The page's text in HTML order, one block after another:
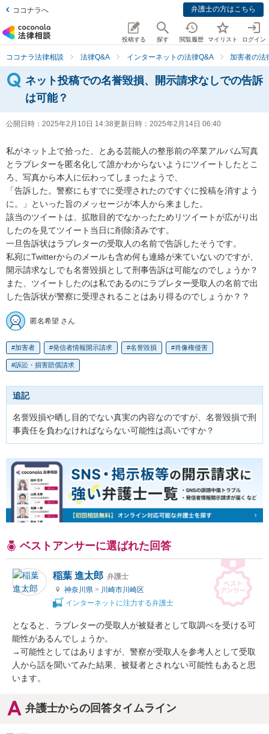
ココナラへ 弁護士の方はこちら
投稿する 探す 閲覧履歴 マイリスト ログイン
ココナラ法律相談 法律Q&A インターネットの法律Q&A 加害者の法
ネット投稿での名誉毀損、開示請求なしでの告訴
は可能？
公開日時： 2025年2月10日 14:38更新日時： 2025年2月14日 06:40
私がネット上で拾った、とある芸能人の整形前の卒業アルバム写真
とラブレターを匿名化して誰かわからないようにツイートしたとこ
ろ、写真から本人に伝わってしまったようで、
「告訴した。警察にもすでに受理されたのですぐに投稿を消すよう
に。」といった旨のメッセージが本人から来ました。
該当のツイートは、拡散目的でなかったためリツイートが広がり出
したのを見てツイート当日に削除済みです。
一旦告訴状はラブレターの受取人の名前で告訴したそうです。
私宛にTwitterからのメールも含め何も連絡が来ていないのですが、
開示請求なしでも名誉毀損として刑事告訴は可能なのでしょうか？
また、ツイートしたのは私であるのにラブレター受取人の名前で出
した告訴状が警察に受理されることはあり得るのでしょうか？？
匿名希望 さん
加害者 発信者情報開示請求 名誉毀損 肖像権侵害
訴訟・損害賠償請求
追記
名誉毀損や晒し目的でない真実の内容なのですが、名誉毀損で刑
事責任を負わなければならない可能性は高いですか？
ベストアンサーに選ばれた回答
稲葉 進太郎 弁護士
神奈川県 > 川崎市川崎区
インターネットに注力する弁護士
となると、ラブレターの受取人が被疑者として取調べを受ける可
能性があるんでしょうか。
→可能性としてはありますが、警察が受取人を参考人として受取
人から話を聞いてみた結果、被疑者とされない可能性もあると思
います。
弁護士からの回答タイムライン